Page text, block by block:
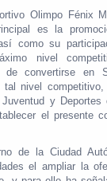
Olimpo Fénix
es la
como su
nivel
convertirse en
tal nivel
y Deportes
el presente
de la Ciudad
el ampliar la